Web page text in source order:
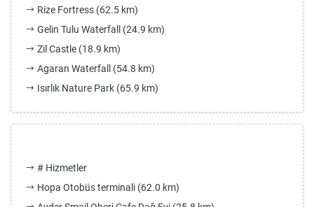
Rize Fortress (62.5 km)
Gelin Tulu Waterfall (24.9 km)
Zil Castle (18.9 km)
Agaran Waterfall (54.8 km)
Isırlık Nature Park (65.9 km)
# Hizmetler
Hopa Otobüs terminali (62.0 km)